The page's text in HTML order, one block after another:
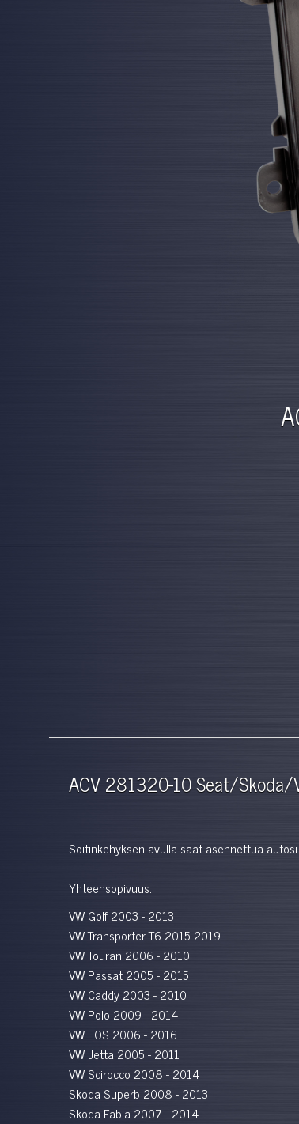
ACV 281320-10 Seat/Skoda/
Soitinkehyksen avulla saat asennettua
Yhteensopivuus:
VW Golf 2003 - 2013
VW Transporter T6 2015-2019
VW Touran 2006 - 2010
VW Passat 2005 - 2015
VW Caddy 2003 - 2010
VW Polo 2009 - 2014
VW EOS 2006 - 2016
VW Jetta 2005 - 2011
VW Scirocco 2008 - 2014
Skoda Superb 2008 - 2013
Skoda Fabia 2007 - 2014